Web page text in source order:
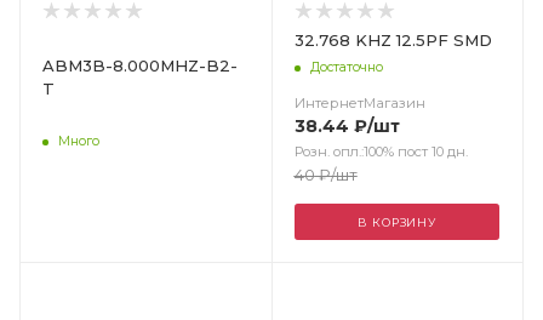
ABM3B-8.000MHZ-B2-
T
Много
32.768 KHZ 12.5PF SMD
Достаточно
ИнтернетМагазин
38.44 ₽/шт
Розн. опл.:100% пост 10 дн.
40₽/шт
В КОРЗИНУ